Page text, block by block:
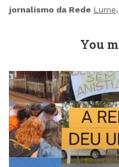
jornalismo da Rede Lume.
You